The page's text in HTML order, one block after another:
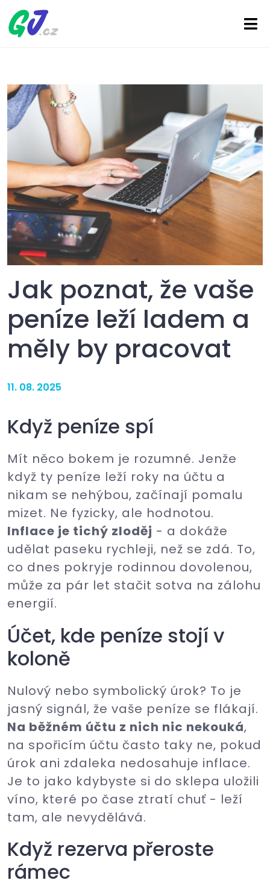
Jak poznat, že vaše
peníze leží ladem a
měly by pracovat
11. 08. 2025
Když peníze spí
Mít něco bokem je rozumné. Jenže
když ty peníze leží roky na účtu a
nikam se nehýbou, začínají pomalu
mizet. Ne fyzicky, ale hodnotou.
Inflace je tichý zloděj - a dokáže
udělat paseku rychleji, než se zdá. To,
co dnes pokryje rodinnou dovolenou,
může za pár let stačit sotva na zálohu
energií.
Účet, kde peníze stojí v
koloně
Nulový nebo symbolický úrok? To je
jasný signál, že vaše peníze se flákají.
Na běžném účtu z nich nic nekouká,
na spořicím účtu často taky ne, pokud
úrok ani zdaleka nedosahuje inflace.
Je to jako kdybyste si do sklepa uložili
víno, které po čase ztratí chuť - leží
tam, ale nevydělává.
Když rezerva přeroste
rámec